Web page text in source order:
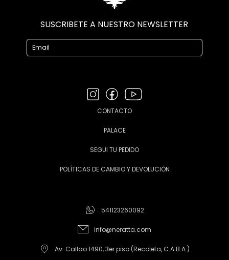
SUSCRIBETE A NUESTRO NEWSLETTER
CONTACTO
PALACE
SEGUI TU PEDIDO
POLÍTICAS DE CAMBIO Y DEVOLUCIÓN
541123260092
info@neratta.com
Av. Callao 1490, 3er piso (Recoleta, C.A.B.A.)